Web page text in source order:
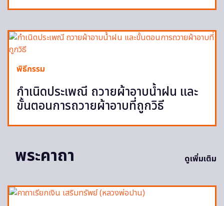
พิธีกรรม
กำเนิดประเพณี ถวายผ้าอาบน้ำฝน และ
ขั้นตอนการถวายผ้าอาบที่ถูกวิธี
พระคาถา ดูเพิ่มเติม